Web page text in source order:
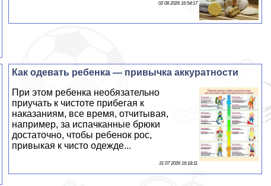
02 08 2026 16:54:17
Как одевать ребенка — привычка аккуратности
При этом ребенка необязательно
приучать к чистоте прибегая к
наказаниям, все время, отчитывая,
например, за испачканные брюки
достаточно, чтобы ребенок рос,
привыкая к чисто одежде...
31 07 2026 16:18:11